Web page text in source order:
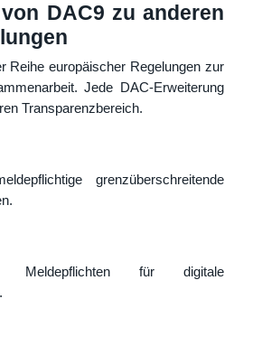
DAC9 zu anderen
Reihe europäischer Regelungen zur
Jede DAC-Erweiterung
Transparenzbereich.
grenzüberschreitende
Meldepflichten für digitale